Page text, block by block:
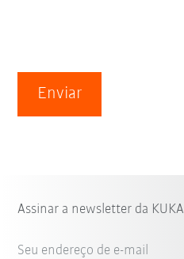
Enviar
Assinar a newsletter da KUKA
Seu endereço de e-mail